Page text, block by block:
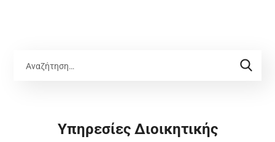
Υπηρεσίες Διοικητικής